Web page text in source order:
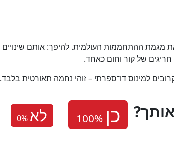
את מגמת ההתחממות העולמית. להיפך: אותם שינויים
חריגים של קור וחום כאחד.
למינוס דו־ספרתי – זוהי נחמה תאורטית בלבד.
0% לא